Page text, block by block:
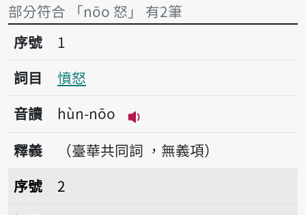
部分符合 「nōo 怒」 有2筆
序號1憤怒
序號
1
詞目
憤怒
音讀
hùn-nōo
播放音讀hùn-nōo
釋義
（臺華共同詞 ，無義項）
序號2怒氣
序號
2